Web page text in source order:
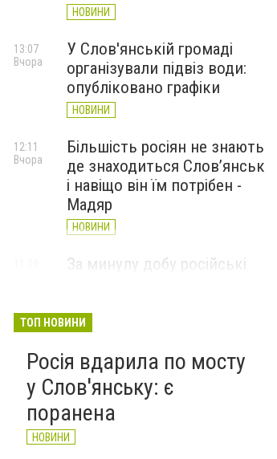
НОВИНИ
У Слов'янській громаді
організували підвіз води:
опубліковано графіки
НОВИНИ
13:07
Вчора
Більшість росіян не знають
де знаходиться Слов’янськ
і навіщо він їм потрібен -
Мадяр
НОВИНИ
12:11
Вчора
За минулу добу російські
великої війни: 6 серпня
ТОП НОВИНИ
Росія вдарила по мосту
у Слов'янську: є
поранена
НОВИНИ